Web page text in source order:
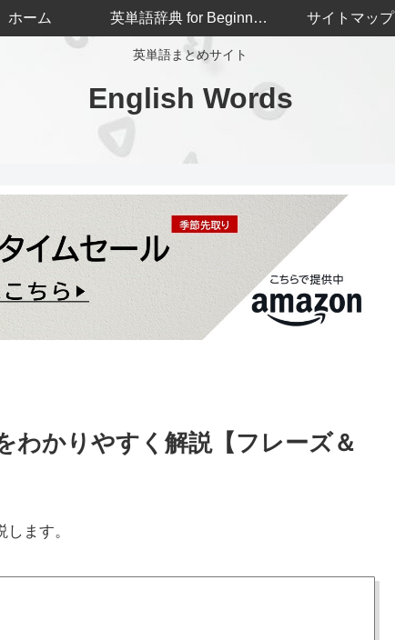
英単語まとめサイト
English Words
ホーム 英単語辞典 for Beginners サイトマップ
わかりやすく解説【フレーズ＆
ます。